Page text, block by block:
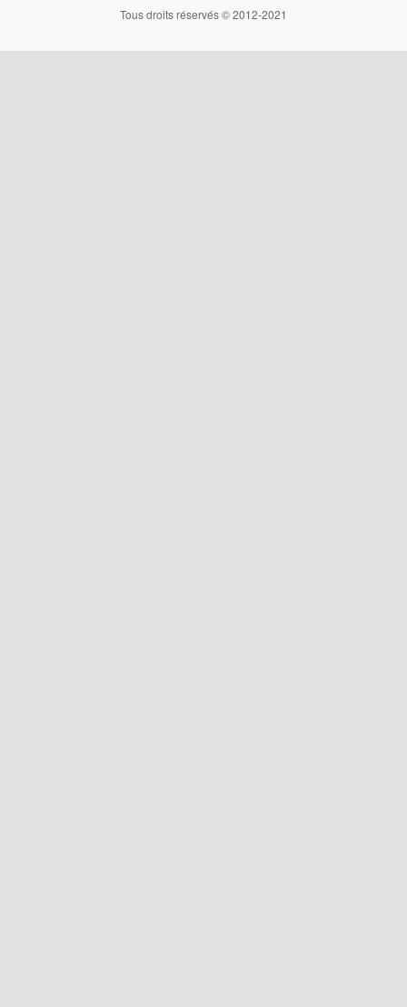
Tous droits réservés © 2012-2021